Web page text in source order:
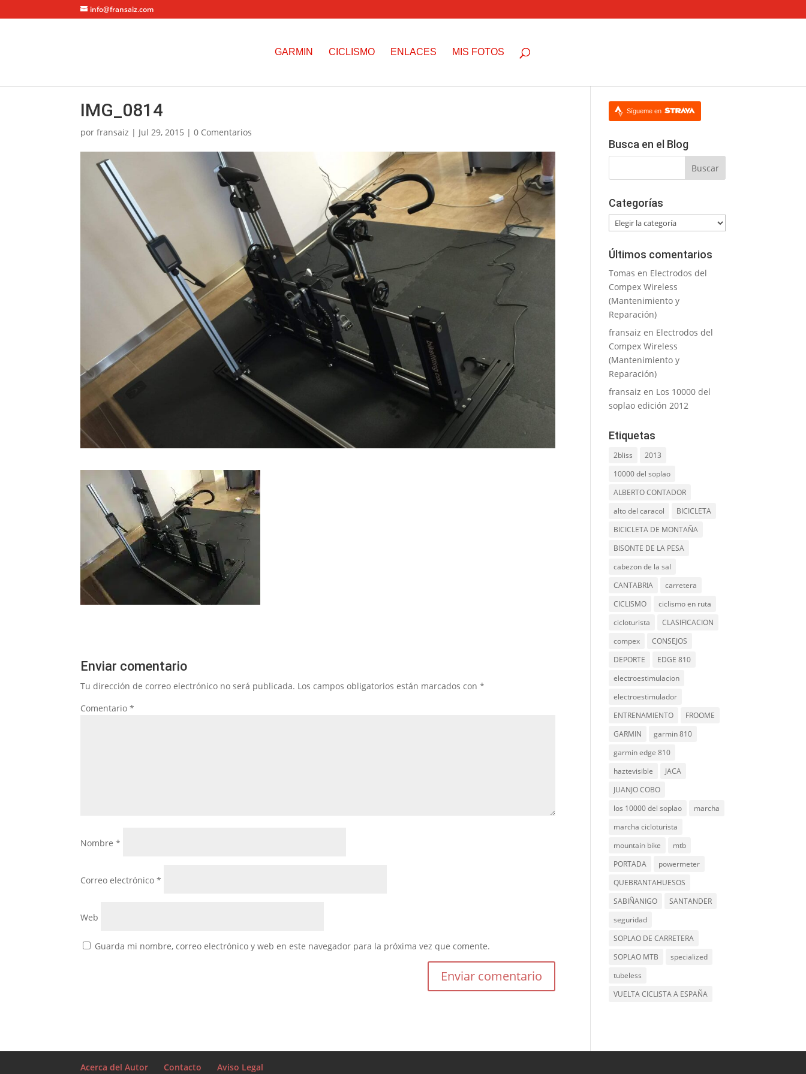
info@fransaiz.com
GARMIN CICLISMO ENLACES MIS FOTOS
IMG_0814
porfransaiz | Jul 29, 2015 |0 Comentarios
Enviar comentario
Tu dirección de correo electrónico no será publicada. Los campos obligatorios están marcados con*
Comentario*
Nombre*
Correo electrónico*
Web
Guarda mi nombre, correo electrónico y web en este navegador para la próxima vez que comente.
Sígueme en
Busca en el Blog
Categorías
Categorías
Últimos comentarios
Tomas en Electrodos del
Compex Wireless
(Mantenimiento y
Reparación)
fransaiz en Electrodos del
Compex Wireless
(Mantenimiento y
Reparación)
fransaiz en Los 10000 del
soplao edición 2012
Etiquetas
2bliss
2013
10000 del soplao
ALBERTO CONTADOR
alto del caracol
BICICLETA
BICICLETA DE MONTAÑA
BISONTE DE LA PESA
cabezon de la sal
CANTABRIA
carretera
CICLISMO
ciclismo en ruta
cicloturista
CLASIFICACION
compex
CONSEJOS
DEPORTE
EDGE 810
electroestimulacion
electroestimulador
ENTRENAMIENTO
FROOME
GARMIN
garmin 810
garmin edge 810
haztevisible
JACA
JUANJO COBO
los 10000 del soplao
marcha
marcha cicloturista
mountain bike
mtb
PORTADA
powermeter
QUEBRANTAHUESOS
SABIÑANIGO
SANTANDER
seguridad
SOPLAO DE CARRETERA
SOPLAO MTB
specialized
tubeless
VUELTA CICLISTA A ESPAÑA
Acerca del Autor Contacto Aviso Legal